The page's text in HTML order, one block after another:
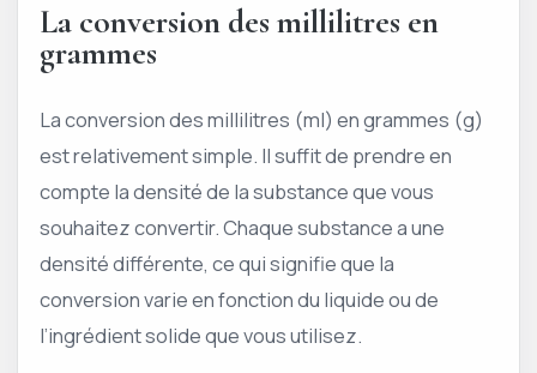
La conversion des millilitres en
grammes
La conversion des millilitres (ml) en grammes (g)
est relativement simple. Il suffit de prendre en
compte la densité de la substance que vous
souhaitez convertir. Chaque substance a une
densité différente, ce qui signifie que la
conversion varie en fonction du liquide ou de
l’ingrédient solide que vous utilisez.